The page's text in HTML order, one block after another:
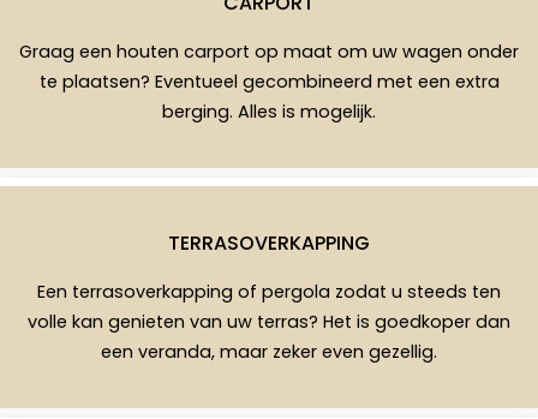
Graag een houten carport op maat om uw wagen onder
te plaatsen? Eventueel gecombineerd met een extra
berging. Alles is mogelijk.
TERRASOVERKAPPING
Een terrasoverkapping of pergola zodat u steeds ten
volle kan genieten van uw terras? Het is goedkoper dan
een veranda, maar zeker even gezellig.